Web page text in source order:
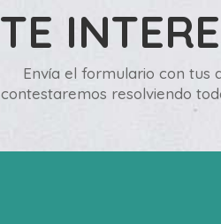
Envía el formulario con tus
resolviendo